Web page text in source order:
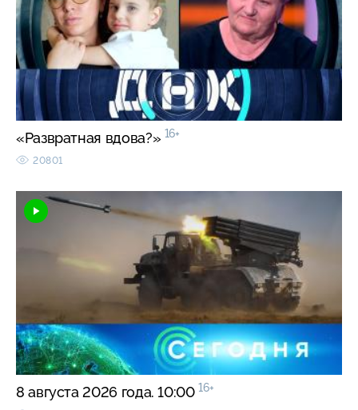
«Развратная вдова?» 16+
20801
8 августа 2026 года. 10:00 16+